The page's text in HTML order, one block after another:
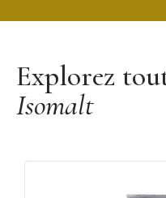
Explorez
Isomalt